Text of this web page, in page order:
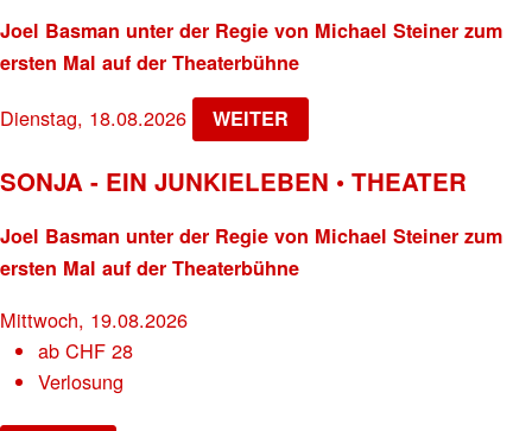
Joel Basman unter der Regie von Michael Steiner zum
ersten Mal auf der Theaterbühne
Dienstag, 18.08.2026 WEITER
SONJA - EIN JUNKIELEBEN • THEATER
Joel Basman unter der Regie von Michael Steiner zum
ersten Mal auf der Theaterbühne
Mittwoch, 19.08.2026
abCHF 28
Verlosung